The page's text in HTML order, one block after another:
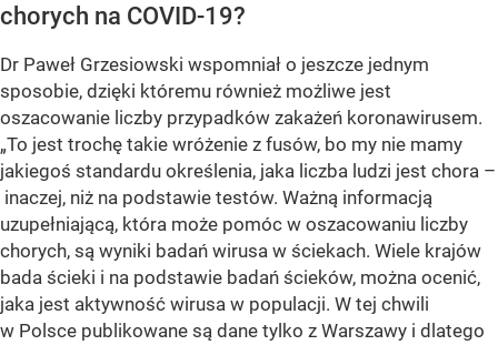
chorych na COVID-19?
Dr Paweł Grzesiowski wspomniał o jeszcze jednym
sposobie, dzięki któremu również możliwe jest
oszacowanie liczby przypadków zakażeń koronawirusem.
„To jest trochę takie wróżenie z fusów, bo my nie mamy
jakiegoś standardu określenia, jaka liczba ludzi jest chora –
inaczej, niż na podstawie testów. Ważną informacją
uzupełniającą, która może pomóc w oszacowaniu liczby
chorych, są wyniki badań wirusa w ściekach. Wiele krajów
bada ścieki i na podstawie badań ścieków, można ocenić,
jaka jest aktywność wirusa w populacji. W tej chwili
w Polsce publikowane są dane tylko z Warszawy i dlatego